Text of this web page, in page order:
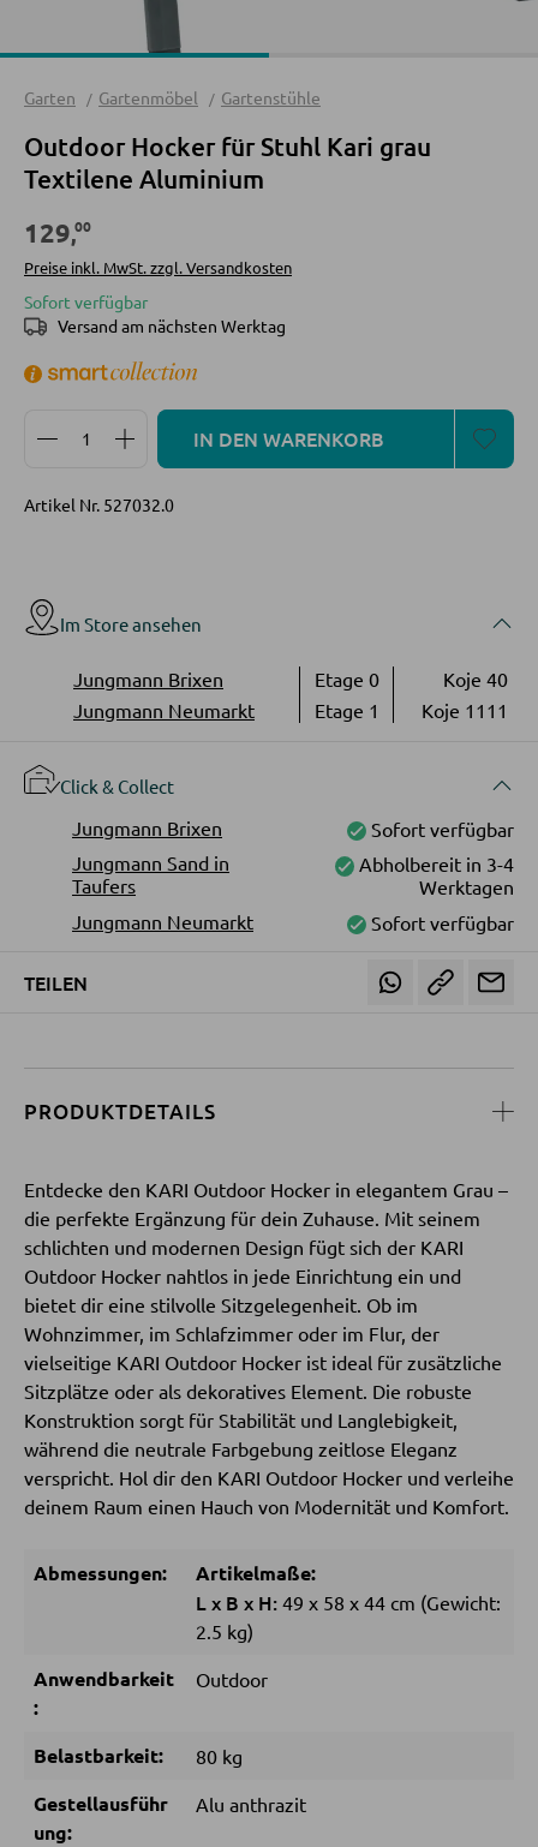
Sofa Zubehör
Kommoden
Highboards
Lowboards
REGALE
Wandregale
Holzregale
TV-MÖBEL
TV-Elemente
Polstersessel
Relaxsessel
Ohrensessel
Fernsehsessel
HOCKER
Sitzhocker
Barhocker
Sitzsäcke
SCHLAFEN
Boxspringbetten
Doppelbetten
Spots und Strahler
LED-Deckenleuchten
LED-Stehlampen
LED-Wandleuchten
LED-Hängeleuchten
LED-Strahler und LED-Spots
LED-Tischleuchten
LED-Schreibtischleuchten
Solarleuchten
Garten Gartenmöbel Gartenstühle
Outdoor Hocker für Stuhl Kari grau
Textilene Aluminium
129,00
Preise inkl. MwSt. zzgl. Versandkosten
Sofort verfügbar
Versand am nächsten Werktag
Produkt Anzahl: Gib den gewünschten Wert ein
IN DEN WARENKORB
Artikel Nr. 527032.0
Im Store ansehen
Jungmann Brixen Etage 0
Koje 40
Jungmann Neumarkt
Etage 1 Koje 1111
Click & Collect
Jungmann Brixen
Sofort verfügbar
Jungmann Sand in
Taufers
Abholbereit in 3-4
Werktagen
Jungmann Neumarkt
Sofort verfügbar
TEILEN
PRODUKTDETAILS
Entdecke den KARI Outdoor Hocker in elegantem Grau –
die perfekte Ergänzung für dein Zuhause. Mit seinem
schlichten und modernen Design fügt sich der KARI
Outdoor Hocker nahtlos in jede Einrichtung ein und
bietet dir eine stilvolle Sitzgelegenheit. Ob im
Wohnzimmer, im Schlafzimmer oder im Flur, der
vielseitige KARI Outdoor Hocker ist ideal für zusätzliche
Sitzplätze oder als dekoratives Element. Die robuste
Konstruktion sorgt für Stabilität und Langlebigkeit,
während die neutrale Farbgebung zeitlose Eleganz
verspricht. Hol dir den KARI Outdoor Hocker und verleihe
deinem Raum einen Hauch von Modernität und Komfort.
Abmessungen: Artikelmaße:
Lx B x H: 49 x 58 x 44 cm (Gewicht:
2.5 kg)
Anwendbarkeit
:
Outdoor
Belastbarkeit: 80 kg
Gestellausführ
ung:
Alu anthrazit